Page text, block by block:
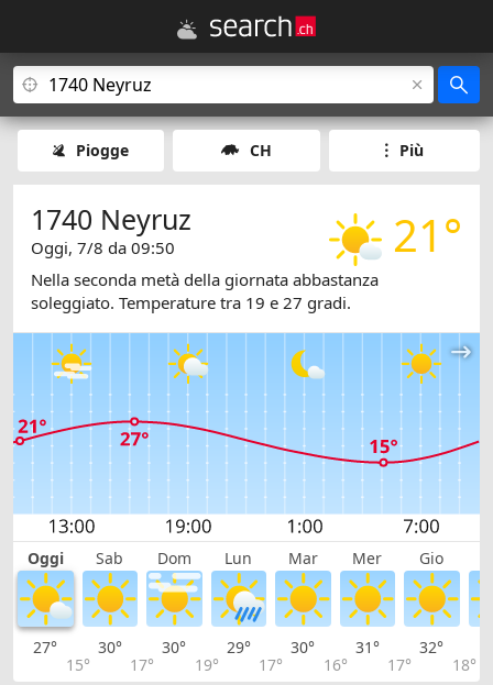
Piogge CH Più
21°
1740 Neyruz
Oggi, 7/8 da 09:50
Nella seconda metà della giornata abbastanza
soleggiato. Temperature tra 19 e 27 gradi.
Oggi Sab Dom Lun Mar Mer Gio
27°
15°
30°
17°
30°
19°
29°
17°
30°
16°
31°
17°
32°
18°